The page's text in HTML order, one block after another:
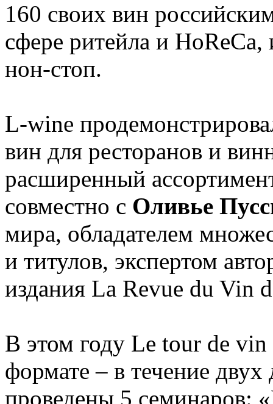
160 своих вин
сфере ритейла и
нон-стоп.
L-wine
вин для ресторанов и
расширенный
совместно с Оливье
мира, обладателем
и титулов, экспертом
издания La Revue du Vin
В этом году Le tour de
формате – в течение
проведены 5 семинаров: